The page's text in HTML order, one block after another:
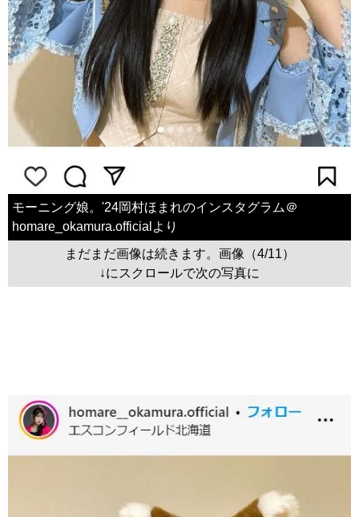
モーニング娘。'24岡村ほまれのインスタグラム＠
homare_okamura.officialより
まだまだ画像は続きます。画像（4/11）
↓にスクロールで次の写真に